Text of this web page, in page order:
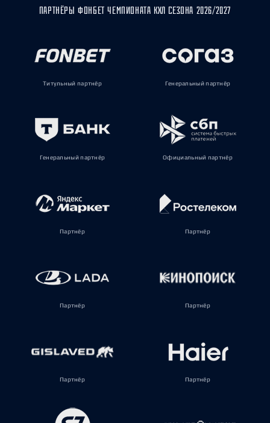
ПАРТНЁРЫ ФОНБЕТ ЧЕМПИОНАТА КХЛ СЕЗОНА 2026/2027
Титульный партнёр Генеральный партнёр
Генеральный партнёр Официальный партнёр
Партнёр Партнёр
Партнёр Партнёр
Партнёр Партнёр